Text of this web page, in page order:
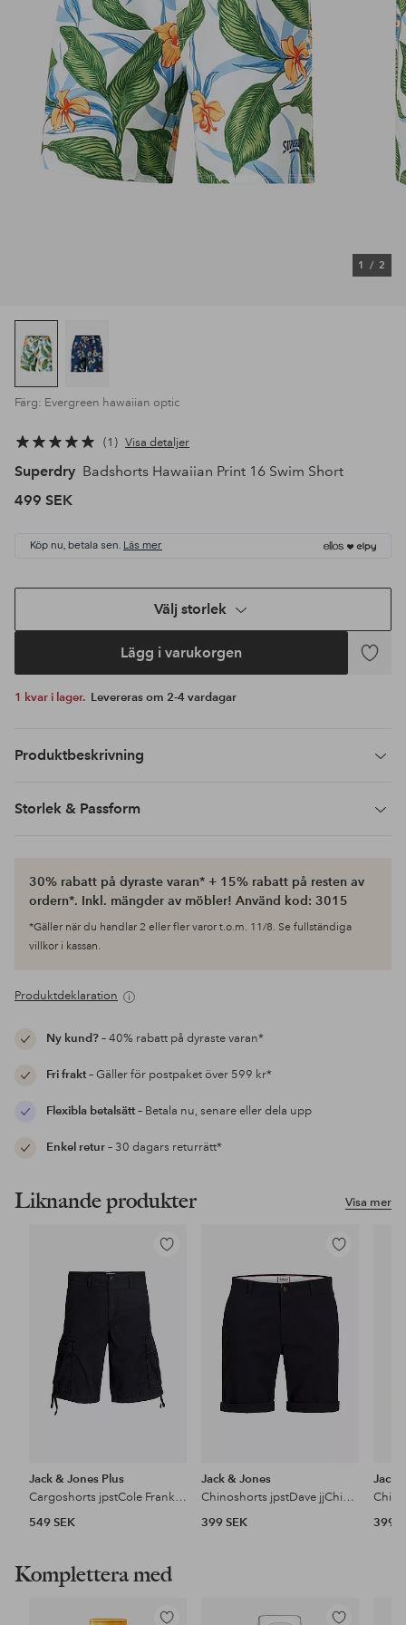
1 / 2
Färg: Evergreen hawaiian optic
1 Visa detaljer
Superdry Badshorts Hawaiian Print 16 Swim Short
499 SEK
Köp nu, betala sen. Läs mer
Välj storlek
Lägg i varukorgen
Lägg
1 kvar i lager. Levereras om 2-4 vardagar
Produktbeskrivning
Storlek & Passform
30% rabatt på dyraste varan* + 15% rabatt på resten av
ordern*. Inkl. mängder av möbler! Använd kod: 3015
*Gäller när du handlar 2 eller fler varor t.o.m. 11/8. Se fullständiga
villkor i kassan.
Produktdeklaration
Ny kund?– 40% rabatt på dyraste varan*
Fri frakt– Gäller för postpaket över 599 kr*
Flexibla betalsätt– Betala nu, senare eller dela upp
Enkel retur– 30 dagars returrätt*
Visa mer
Liknande produkter
Lägg
Jack & Jones Plus
Cargoshorts jpstCole Frank Cargo Short Mid
549 SEK
Lägg
favoriter
Jack & Jones
Chinoshorts jpstDave jjChino SN Akm Pls
399 SEK
Jack
399
Komplettera med